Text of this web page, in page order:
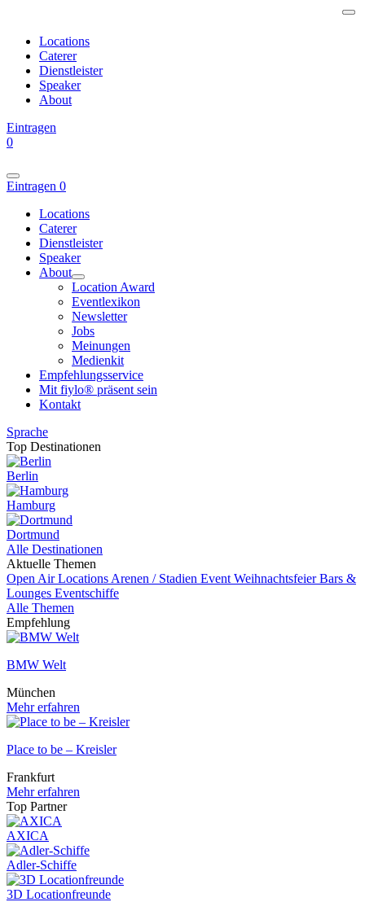
Locations
Caterer
Dienstleister
Speaker
About
Eintragen
0
Eintragen 0
Locations
Caterer
Dienstleister
Speaker
About
Location Award
Eventlexikon
Newsletter
Jobs
Meinungen
Medienkit
Empfehlungsservice
Mit fiylo® präsent sein
Kontakt
Sprache
Top Destinationen
Berlin
Hamburg
Dortmund
Alle Destinationen
Aktuelle Themen
Open Air Locations Arenen / Stadien Event WeihnachtsfeierBars &
Lounges Eventschiffe
Alle Themen
Empfehlung
BMW Welt
München
Mehr erfahren
Place to be – Kreisler
Frankfurt
Mehr erfahren
Top Partner
AXICA
Adler-Schiffe
3D Locationfreunde